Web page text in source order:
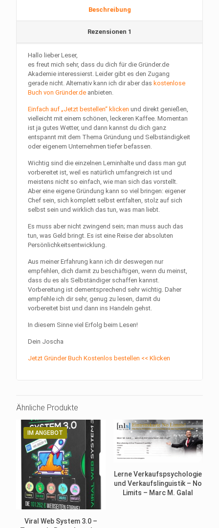
Beschreibung
Rezensionen 1
Hallo lieber Leser,
es freut mich sehr, dass du dich für die Gründer.de
Akademie interessierst. Leider gibt es den Zugang
gerade nicht. Alternativ kann ich dir aber daskostenlose
Buch von Gründer.de anbieten.
Einfach auf „Jetzt bestellen“ klicken und direkt genießen,
vielleicht mit einem schönen, leckeren Kaffee. Momentan
ist ja gutes Wetter, und dann kannst du dich ganz
entspannt mit dem Thema Gründung und Selbständigkeit
oder eigenem Unternehmen tiefer befassen.
Wichtig sind die einzelnen Lerninhalte und dass man gut
vorbereitet ist, weil es natürlich umfangreich ist und
meistens nicht so einfach, wie man sich das vorstellt.
Aber eine eigene Gründung kann so viel bringen: eigener
Chef sein, sich komplett selbst entfalten, stolz auf sich
selbst sein und wirklich das tun, was man liebt.
Es muss aber nicht zwingend sein; man muss auch das
tun, was Geld bringt. Es ist eine Reise der absoluten
Persönlichkeitsentwicklung.
Aus meiner Erfahrung kann ich dir deswegen nur
empfehlen, dich damit zu beschäftigen, wenn du meinst,
dass du es als Selbständiger schaffen kannst.
Vorbereitung ist dementsprechend sehr wichtig. Daher
empfehle ich dir sehr, genug zu lesen, damit du
vorbereitet bist und dann ins Handeln gehst.
In diesem Sinne viel Erfolg beim Lesen!
Dein Joscha
Jetzt Gründer Buch Kostenlos bestellen << Klicken
Ähnliche Produkte
IM ANGEBOT
Viral Web System 3.0 –
Lerne Verkaufspsychologie
und Verkaufslinguistik – No
Limits – Marc M. Galal